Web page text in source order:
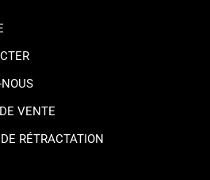
VENTE
RÉTRACTATION